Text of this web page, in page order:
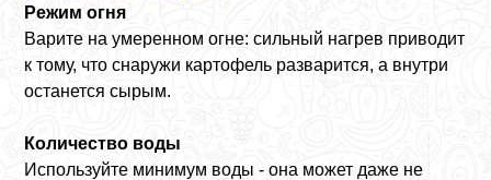
Режим огня
Варите на умеренном огне: сильный нагрев приводит
к тому, что снаружи картофель разварится, а внутри
останется сырым.
Количество воды
Используйте минимум воды - она может даже не